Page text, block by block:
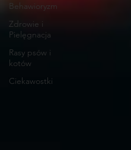
Behawioryzm
Zdrowie i
Pielęgnacja
Rasy psów i
kotów
Ciekawostki